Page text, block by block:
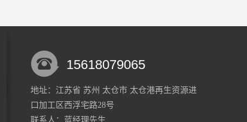
蔬菜透气运输固定 操作简便 固永包材
15618079065
地址：江苏省 苏州 太仓市 太仓港再生资源进
口加工区西浮宅路28号
联系人：蓝经理先生